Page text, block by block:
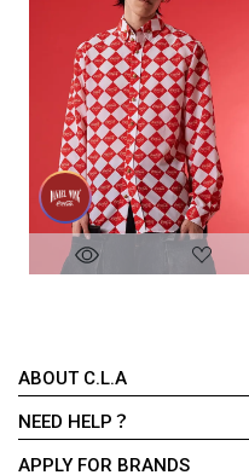
ABOUT C.L.A
NEED HELP？
APPLY FOR BRANDS